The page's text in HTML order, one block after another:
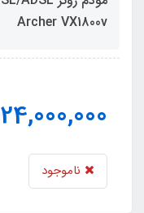
Archer VX1800v
24,000,000
ناموجود